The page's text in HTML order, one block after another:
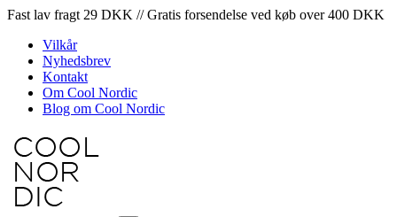
Fast lav fragt 29 DKK // Gratis forsendelse ved køb over 400 DKK
Vilkår
Nyhedsbrev
Kontakt
Om Cool Nordic
Blog om Cool Nordic